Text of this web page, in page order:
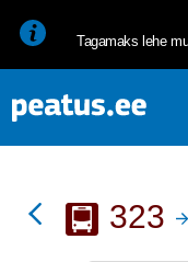
<p><span style="font-
Tagamaks lehe
Buss
323